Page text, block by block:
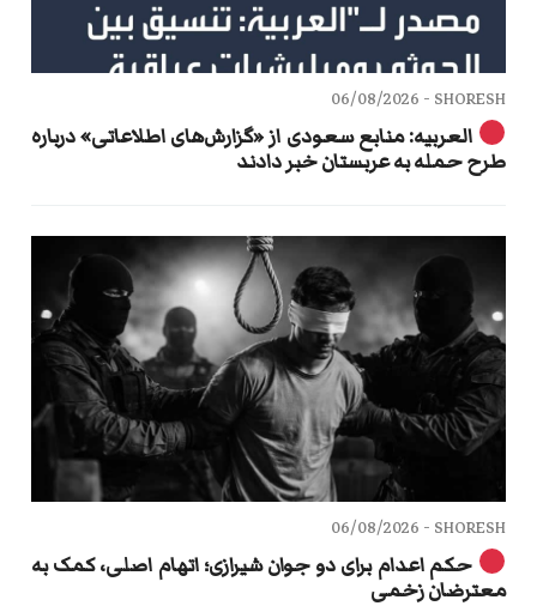
SHORESH -
06/08/2026
العربیه: منابع سعودی از «گزارش‌های اطلاعاتی» درباره
طرح حمله به عربستان خبر دادند
SHORESH -
06/08/2026
حکم اعدام برای دو جوان شیرازی؛ اتهام اصلی، کمک به
معترضان زخمی